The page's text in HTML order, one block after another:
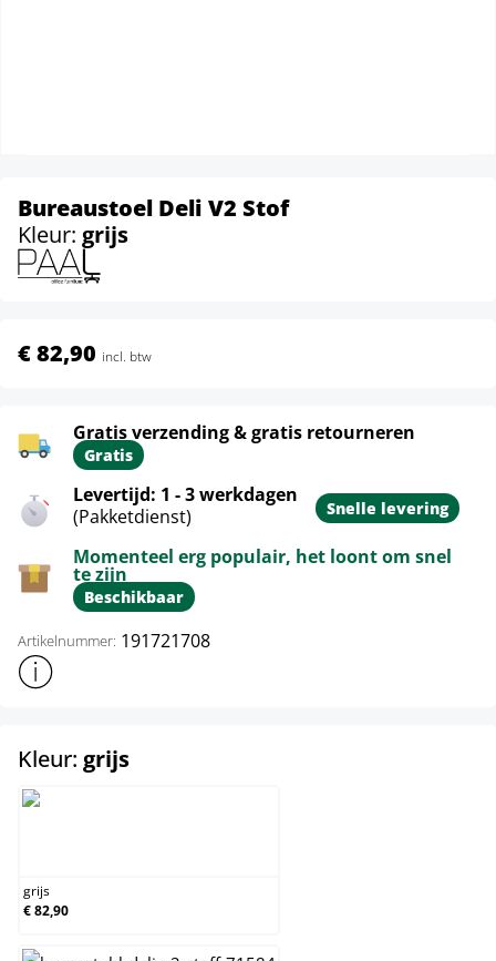
Bureaustoel Deli V2 Stof
Kleur: grijs
€ 82,90 incl. btw
Gratis verzending & gratis retourneren
Gratis
Levertijd: 1 - 3 werkdagen
(Pakketdienst)
Snelle levering
Momenteel erg populair, het loont om snel
te zijn
Beschikbaar
Artikelnummer: 191721708
Toon meer productinformatie
Kleur: grijsselect
grijs
€ 82,90